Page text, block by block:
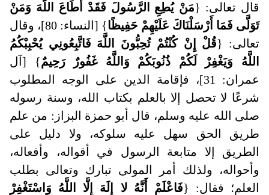
قال تعالى: {مَنْ يُطِعِ الرَّسُولَ فَقَدْ أَطَاعَ اللَّهَ وَمَنْ
تَوَلَّى فَمَا أَرْسَلْنَاكَ عَلَيْهِمْ حَفِيظًا
} [النساء: 80]، وقال
تعالى: {قُلْ إِنْ كُنْتُمْ تُحِبُّونَ اللَّهَ فَاتَّبِعُونِي يُحْبِبْكُمُ
اللَّهُ وَيَغْفِرْ لَكُمْ ذُنُوبَكُمْ وَاللَّهُ غَفُورٌ رَحِيمٌ} [آل
عمران: 31]، فإقامة الدين على الوجه المطلوب
شرعًا لا تحصل إلا بالعلم بكتاب الله، وسنة رسوله
صلى الله عليه وسلم، قال أبو حمزة البزاز: من علم
طريق الحق سهل عليه سلوكه، ولا دليل على
الطريق إلا متابعة الرسول في أقواله، وأفعاله،
وأحواله، ولذلك أمر المولى تبارك وتعالى بطلب
العلم؛ فقال: {فَاعْلَمْ أَنَّهُ لا إِلَهَ إِلَّا اللَّهُ وَاسْتَغْفِرْ